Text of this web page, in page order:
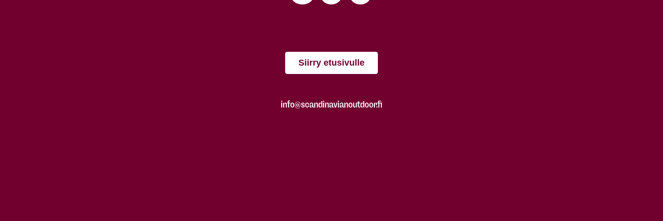
Siirry etusivulle
info@scandinavianoutdoor.fi